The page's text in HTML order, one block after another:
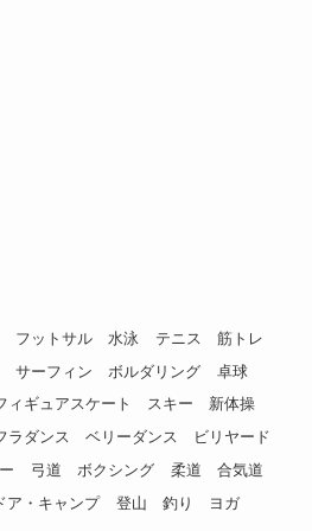
フットサル 水泳 テニス
筋トレ
サーフィン ボルダリング
卓球
ィギュアスケート スキー
新体操
ラダンス ベリーダンス
ビリヤード
弓道 ボクシング 柔道
合気道
ア・キャンプ 登山 釣り ヨガ